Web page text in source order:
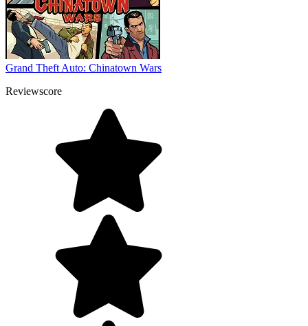
Grand Theft Auto: Chinatown Wars
Reviewscore